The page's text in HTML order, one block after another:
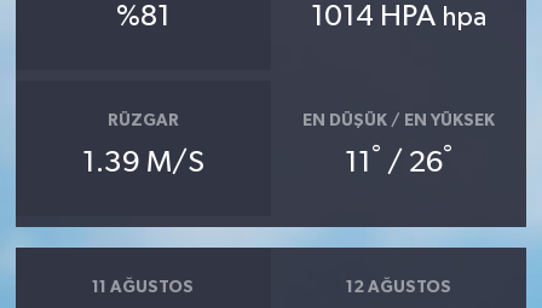
%81 1014 HPA hpa
RÜZGAR
1.39 M/S
EN DÜŞÜK / EN YÜKSEK
11 ° / 26°
11 AĞUSTOS 12 AĞUSTOS